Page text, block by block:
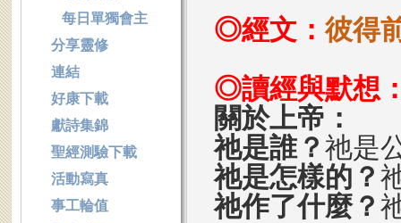
◎經文：彼得
◎讀經與默想
關於上帝：
祂是誰？ 祂是
祂是怎樣的？
祂作了什麼？
每日單獨會主
分享靈修
連結
好康下載
獻詩集錦
聖經測驗下載
活動寫真
事工輪值